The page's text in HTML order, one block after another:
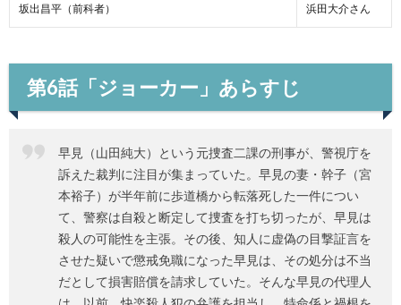
坂出昌平（前科者） 浜田大介さん
第6話「ジョーカー」あらすじ
早見（山田純大）という元捜査二課の刑事が、警視庁を
訴えた裁判に注目が集まっていた。早見の妻・幹子（宮
本裕子）が半年前に歩道橋から転落死した一件につい
て、警察は自殺と断定して捜査を打ち切ったが、早見は
殺人の可能性を主張。その後、知人に虚偽の目撃証言を
させた疑いで懲戒免職になった早見は、その処分は不当
だとして損害賠償を請求していた。そんな早見の代理人